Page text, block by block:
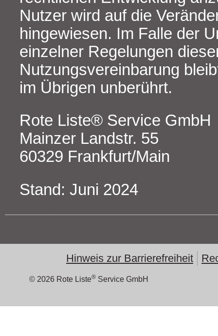
Nutzer wird auf die
hingewiesen. Im Falle der
einzelner Regelungen
Nutzungsvereinbarung
im Übrigen unberührt.
Rote Liste® Service GmbH
Mainzer Landstr. 55
60329 Frankfurt/Main
Stand: Juni 2024
Hinweis zur Barrierefreiheit
© 2026 Rote Liste® Service GmbH